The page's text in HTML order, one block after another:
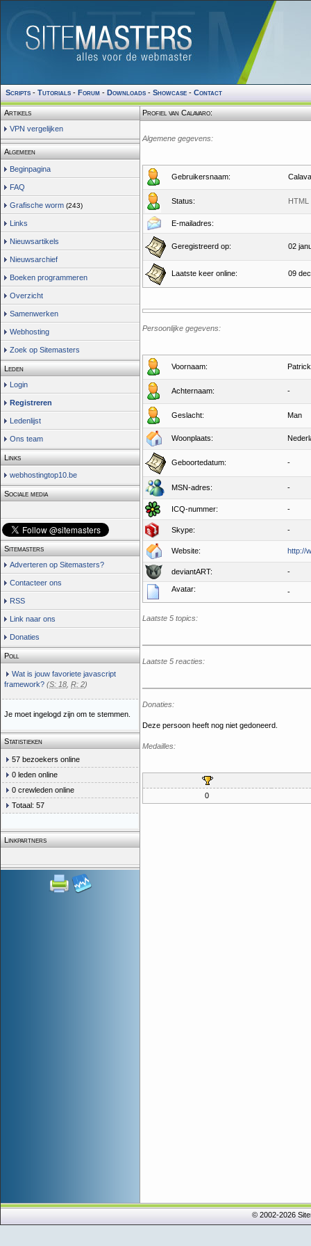
Scripts - Tutorials - Forum - Downloads - Showcase - Contact
Artikels
VPN vergelijken
Algemeen
Beginpagina
FAQ
Grafische worm (243)
Links
Nieuwsartikels
Nieuwsarchief
Boeken programmeren
Overzicht
Samenwerken
Webhosting
Zoek op Sitemasters
Leden
Login
Registreren
Ledenlijst
Ons team
Links
webhostingtop10.be
Sociale media
Sitemasters
Adverteren op Sitemasters?
Contacteer ons
RSS
Link naar ons
Donaties
Poll
Wat is jouw favoriete javascript
framework? (S: 18 R: 2)
Je moet ingelogd zijn om te stemmen.
Statistieken
57 bezoekers online
0 leden online
0 crewleden online
Totaal: 57
Linkpartners
Profiel van Calavaro:
Algemene gegevens:
Gebruikersnaam:
Status: HTML
E-mailadres:
Geregistreerd op: 02
Laatste keer online: 09
Persoonlijke gegevens:
Voornaam: Patrick
Achternaam: -
Geslacht: Man
Woonplaats:
Geboortedatum: -
MSN-adres: -
ICQ-nummer: -
Skype: -
Website: http://
deviantART: -
Avatar: -
Laatste 5 topics:
Laatste 5 reacties:
Donaties:
Deze persoon heeft nog niet gedoneerd.
Medailles:
0
© 2002-2026